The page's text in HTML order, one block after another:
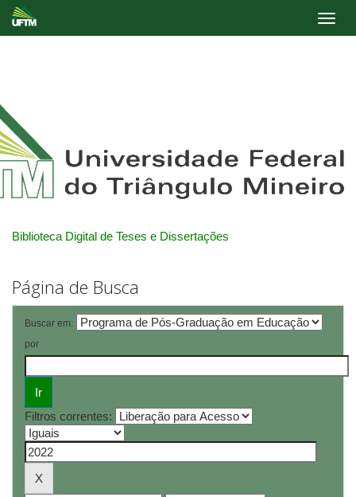
Biblioteca Digital de Teses e Dissertações
Página de Busca
Buscar em:
por
Filtros correntes: